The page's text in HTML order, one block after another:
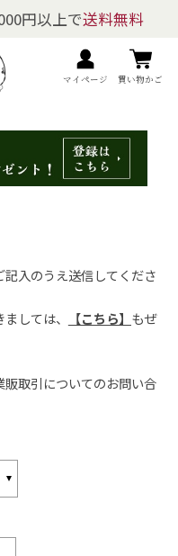
円以上で送料無料
マイページ 買い物かご
ご利用ガイド
フトサービス
入のうえ送信してくださ
しては、
【こちら】 もぜ
取引についてのお問い合